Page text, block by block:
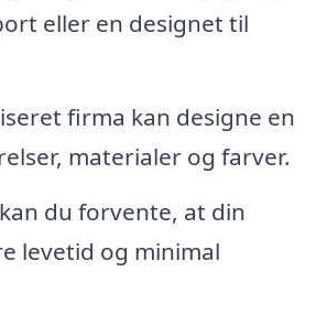
eller en designet til
firma kan designe en
materialer og farver.
du forvente, at din
levetid og minimal